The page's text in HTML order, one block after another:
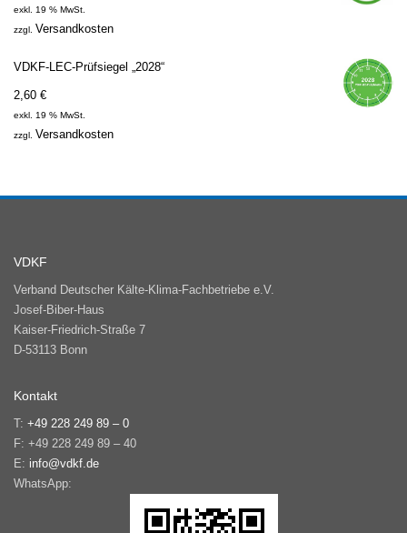
exkl. 19 % MwSt.
zzgl. Versandkosten
VDKF-LEC-Prüfsiegel „2028“
2,60 €
exkl. 19 % MwSt.
zzgl. Versandkosten
VDKF
Verband Deutscher Kälte-Klima-Fachbetriebe e.V.
Josef-Biber-Haus
Kaiser-Friedrich-Straße 7
D-53113 Bonn
Kontakt
T: +49 228 249 89 – 0
F: +49 228 249 89 – 40
E: info@vdkf.de
WhatsApp: